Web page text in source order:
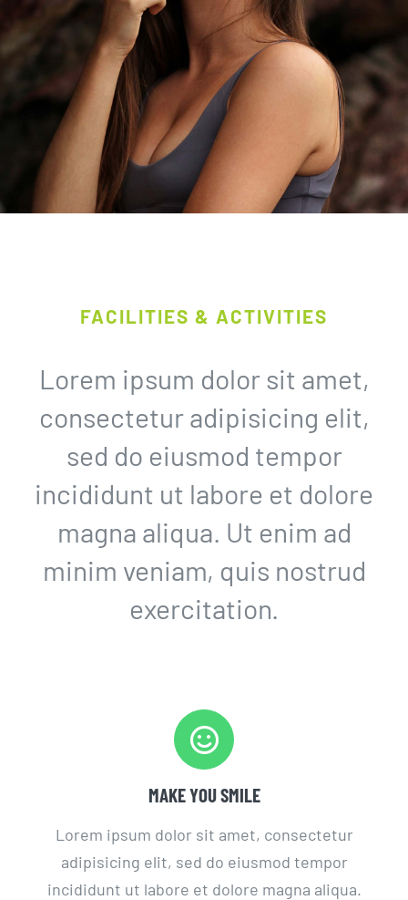
FACILITIES & ACTIVITIES
Lorem ipsum dolor sit amet,
consectetur adipisicing elit,
sed do eiusmod tempor
incididunt ut labore et dolore
magna aliqua. Ut enim ad
minim veniam, quis nostrud
exercitation.
MAKE YOU SMILE
Lorem ipsum dolor sit amet, consectetur
adipisicing elit, sed do eiusmod tempor
incididunt ut labore et dolore magna aliqua.